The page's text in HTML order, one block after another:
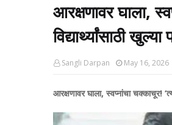
आरक्षणावर घाला,
विद्यार्थ्यांसाठी
Sangli Darpan May 16, 2026
आरक्षणावर घाला, स्वप्नांचा चक्काचूर!